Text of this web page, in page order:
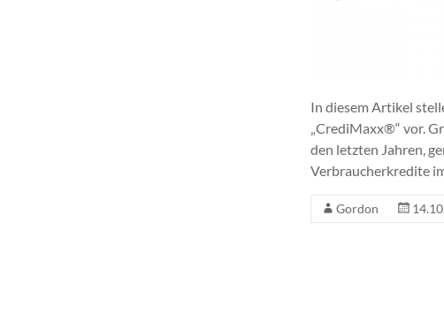
In diesem Artikel
„CrediMaxx®“ vor.
den letzten Jahren,
Verbraucherkredite
Gordon